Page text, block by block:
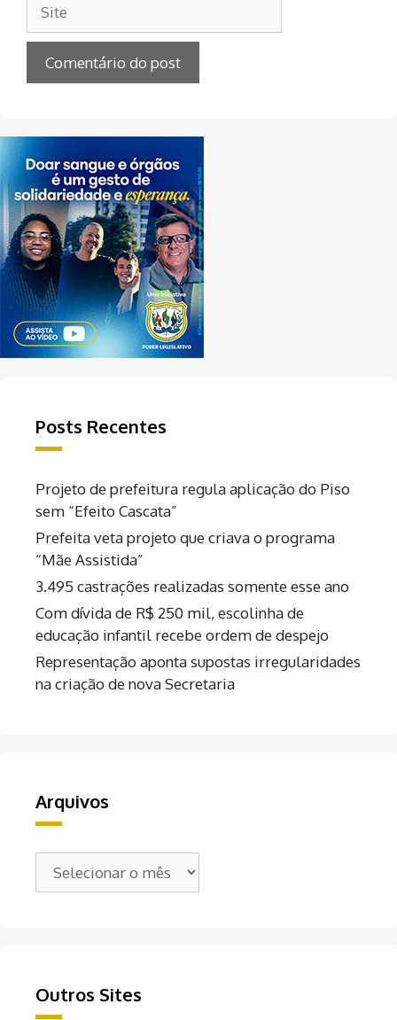
Posts Recentes
Projeto de prefeitura regula aplicação do Piso
sem “Efeito Cascata”
Prefeita veta projeto que criava o programa
“Mãe Assistida”
3.495 castrações realizadas somente esse ano
Com dívida de R$ 250 mil, escolinha de
educação infantil recebe ordem de despejo
Representação aponta supostas irregularidades
na criação de nova Secretaria
Arquivos
Arquivos
Outros Sites